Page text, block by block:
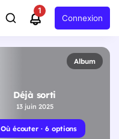
1
Connexion
Album
Déjà sorti
13 juin 2025
Où écouter · 6 options